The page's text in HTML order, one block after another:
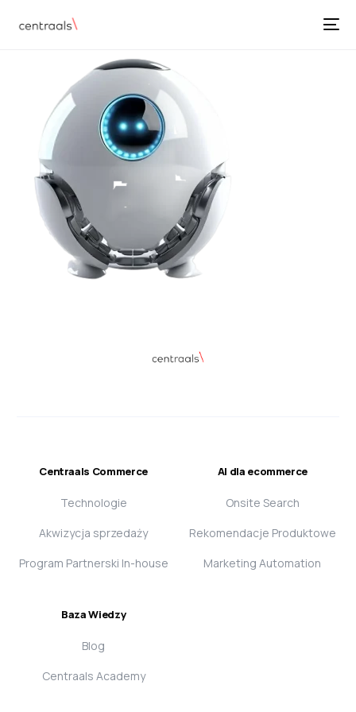
Centraals Commerce
Technologie
Akwizycja sprzedaży
Program Partnerski In-house
AI dla ecommerce
Onsite Search
Rekomendacje Produktowe
Marketing Automation
Baza Wiedzy
Blog
Centraals Academy